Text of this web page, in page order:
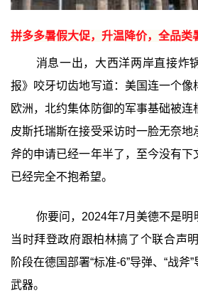
拼多多暑假大促，升温降价，全品类
消息一出，大西洋两岸直接炸
报》咬牙切齿地写道：美国连一个像
欧洲，北约集体防御的军事基础被
皮斯托瑞斯在接受采访时一脸无奈
斧的申请已经一年半了，至今没有
已经完全不抱希望。
你要问，2024年7月美德不是明
当时拜登政府跟柏林搞了个联合声
阶段在德国部署“标准-6”导弹、“战斧
武器。